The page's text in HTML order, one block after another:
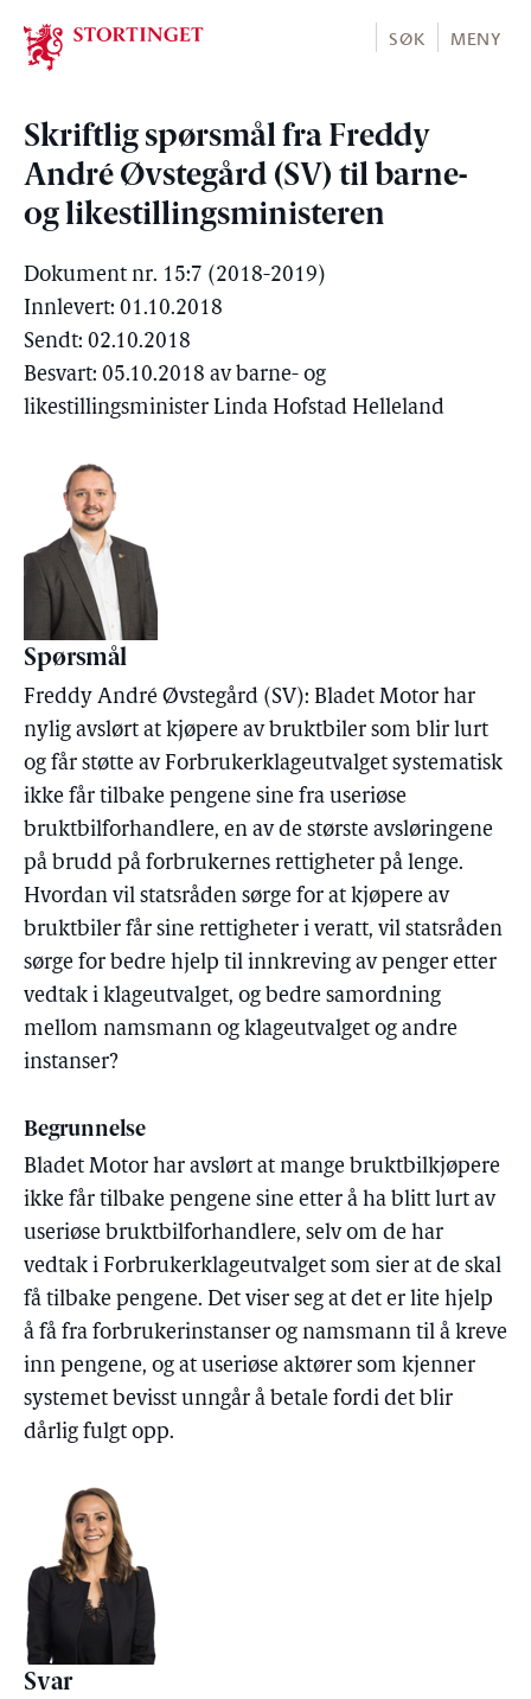
Stortinget.no
SØK MENY
Skriftlig spørsmål fra Freddy
André Øvstegård (SV) til barne-
og likestillingsministeren
Dokument nr. 15:7 (2018-2019)
Innlevert: 01.10.2018
Sendt: 02.10.2018
Besvart: 05.10.2018 av barne- og
likestillingsminister Linda Hofstad Helleland
Spørsmål
Freddy André Øvstegård (SV): Bladet Motor har
nylig avslørt at kjøpere av bruktbiler som blir lurt
og får støtte av Forbrukerklageutvalget systematisk
ikke får tilbake pengene sine fra useriøse
bruktbilforhandlere, en av de største avsløringene
på brudd på forbrukernes rettigheter på lenge.
Hvordan vil statsråden sørge for at kjøpere av
bruktbiler får sine rettigheter i veratt, vil statsråden
sørge for bedre hjelp til innkreving av penger etter
vedtak i klageutvalget, og bedre samordning
mellom namsmann og klageutvalget og andre
instanser?
Begrunnelse
Bladet Motor har avslørt at mange bruktbilkjøpere
ikke får tilbake pengene sine etter å ha blitt lurt av
useriøse bruktbilforhandlere, selv om de har
vedtak i Forbrukerklageutvalget som sier at de skal
få tilbake pengene. Det viser seg at det er lite hjelp
å få fra forbrukerinstanser og namsmann til å kreve
inn pengene, og at useriøse aktører som kjenner
systemet bevisst unngår å betale fordi det blir
dårlig fulgt opp.
Svar